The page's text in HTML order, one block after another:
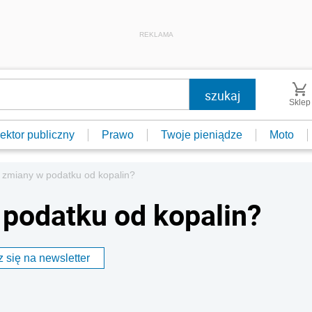
REKLAMA
Sklep
publiczny Prawo Twoje pieniądze Moto
w podatku od kopalin?
od kopalin?
się na newsletter